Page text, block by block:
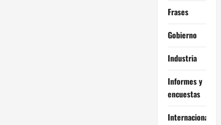
Frases
Gobierno
Industria
Informes y
encuestas
Internacional